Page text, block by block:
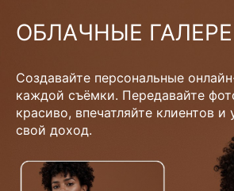
ОБЛАЧНЫЕ
Создавайте персональные
каждой съёмки. Передавайте
красиво, впечатляйте клиентов и
свой доход.